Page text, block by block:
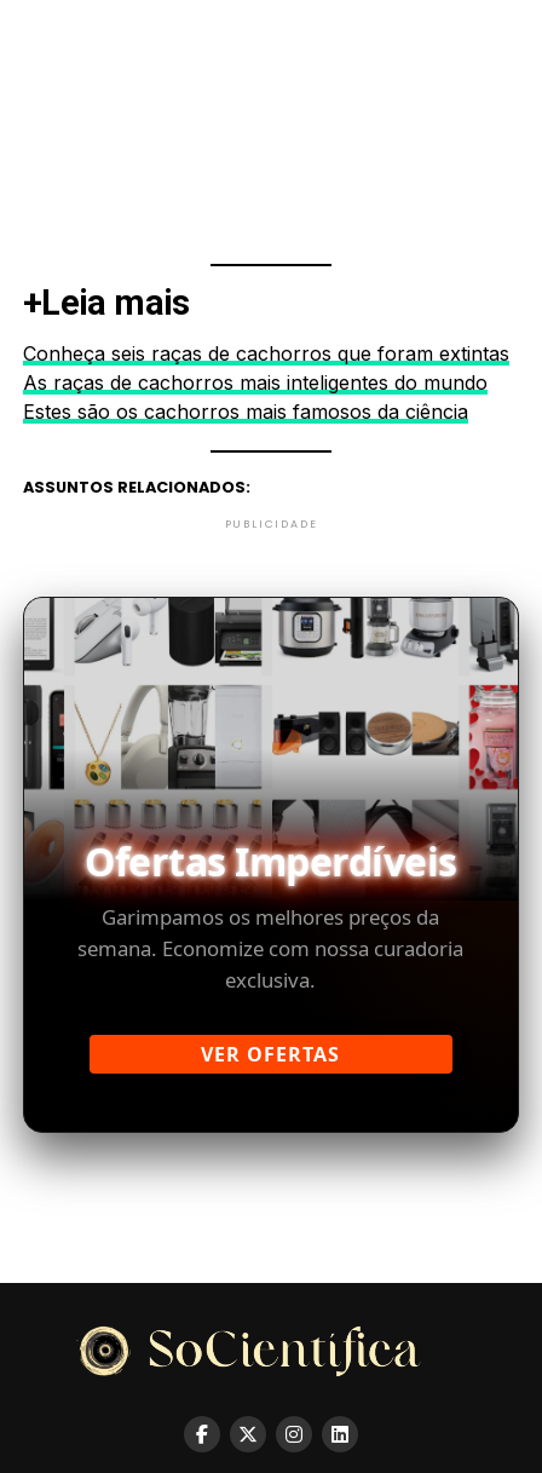
+Leia mais
Conheça seis raças de cachorros que foram extintas
As raças de cachorros mais inteligentes do mundo
Estes são os cachorros mais famosos da ciência
ASSUNTOS RELACIONADOS:
PUBLICIDADE
Ofertas Imperdíveis
Garimpamos os melhores preços da
semana. Economize com nossa curadoria
exclusiva.
VER OFERTAS